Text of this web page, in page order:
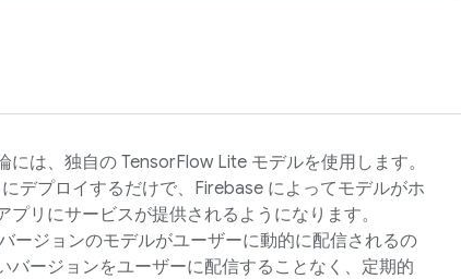
には、独自の TensorFlow Lite モデルを使用します。
デプロイするだけで、Firebase によってモデルがホ
プリにサービスが提供されるようになります。
ージョンのモデルがユーザーに動的に配信されるの
バージョンをユーザーに配信することなく、定期的